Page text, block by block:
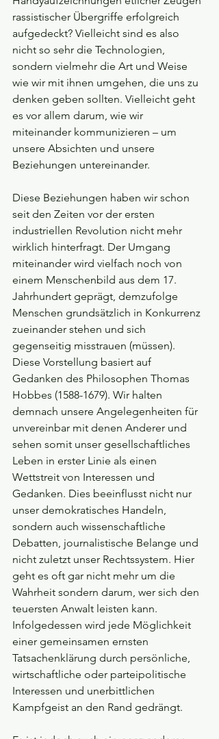
rassistischer Übergriffe erfolgreich
aufgedeckt? Vielleicht sind es also
nicht so sehr die Technologien,
sondern vielmehr die Art und Weise
wie wir mit ihnen umgehen, die uns zu
denken geben sollten. Vielleicht geht
es vor allem darum, wie wir
miteinander kommunizieren – um
unsere Absichten und unsere
Beziehungen untereinander.
Diese Beziehungen haben wir schon
seit den Zeiten vor der ersten
industriellen Revolution nicht mehr
wirklich hinterfragt. Der Umgang
miteinander wird vielfach noch von
einem Menschenbild aus dem 17.
Jahrhundert geprägt, demzufolge
Menschen grundsätzlich in Konkurrenz
zueinander stehen und sich
gegenseitig misstrauen (müssen).
Diese Vorstellung basiert auf
Gedanken des Philosophen Thomas
Hobbes (1588-1679). Wir halten
demnach unsere Angelegenheiten für
unvereinbar mit denen Anderer und
sehen somit unser gesellschaftliches
Leben in erster Linie als einen
Wettstreit von Interessen und
Gedanken. Dies beeinflusst nicht nur
unser demokratisches Handeln,
sondern auch wissenschaftliche
Debatten, journalistische Belange und
nicht zuletzt unser Rechtssystem. Hier
geht es oft gar nicht mehr um die
Wahrheit sondern darum, wer sich den
teuersten Anwalt leisten kann.
Infolgedessen wird jede Möglichkeit
einer gemeinsamen ernsten
Tatsachenklärung durch persönliche,
wirtschaftliche oder parteipolitische
Interessen und unerbittlichen
Kampfgeist an den Rand gedrängt.